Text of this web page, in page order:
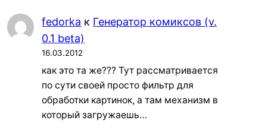
fedorka к Генератор комиксов (v.
0.1 beta)
16.03.2012
как это та же??? Тут рассматривается
по сути своей просто фильтр для
обработки картинок, а там механизм в
который загружаешь…